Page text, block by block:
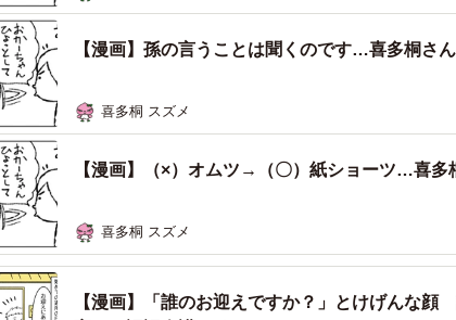
【漫画】孫の言うことは聞くのです…喜多桐さ
喜多桐 スズメ
【漫画】（×）オムツ→（〇）紙ショーツ…喜多
喜多桐 スズメ
【漫画】「誰のお迎えですか？」とけげんな